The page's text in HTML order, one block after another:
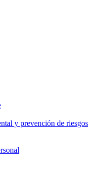
y prevención de riesgos